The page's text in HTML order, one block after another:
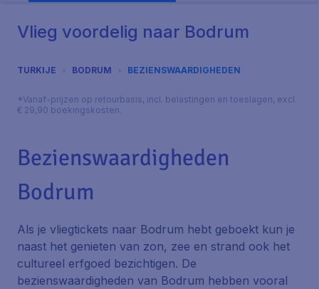
Vlieg voordelig naar Bodrum
TURKIJE BODRUM BEZIENSWAARDIGHEDEN
*Vanaf-prijzen op retourbasis, incl. belastingen en toeslagen, excl.
€ 29,90 boekingskosten.
Bezienswaardigheden
Bodrum
Als je vliegtickets naar Bodrum hebt geboekt kun je
naast het genieten van zon, zee en strand ook het
cultureel erfgoed bezichtigen. De
bezienswaardigheden van Bodrum hebben vooral